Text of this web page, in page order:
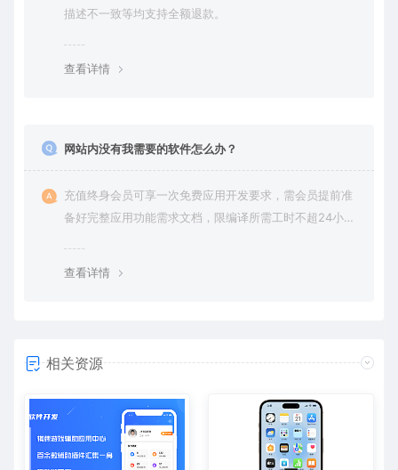
描述不一致等均支持全额退款。
查看详情
网站内没有我需要的软件怎么办？
充值终身会员可享一次免费应用开发要求，需会员提前准
备好完整应用功能需求文档，限编译所需工时不超24小
查看详情
相关资源